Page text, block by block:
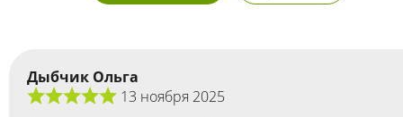
Дыбчик Ольга
13 ноября 2025